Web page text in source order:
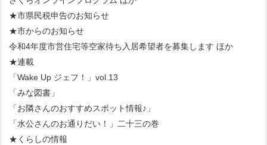
★市県民税申告のお知らせ
★市からのお知らせ
令和4年度市営住宅等空家待ち入居希望者を募集します ほか
★連載
「Wake Up ジェフ！」vol.13
「みな図書」
「お隣さんのおすすめスポット情報♪」
「水公さんのお通りだい！」二十三の巻
★くらしの情報